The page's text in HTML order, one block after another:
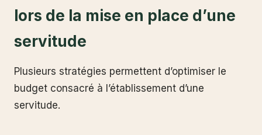
lors de la mise en place d’une
servitude
Plusieurs stratégies permettent d’optimiser le
budget consacré à l’établissement d’une
servitude.